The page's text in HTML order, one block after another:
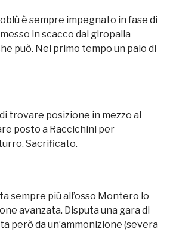
è sempre impegnato in fase di
in scacco dal giropalla
può. Nel primo tempo un paio di
trovare posizione in mezzo al
posto a Raccichini per
Sacrificato.
sempre più all’osso Montero lo
avanzata. Disputa una gara di
però da un’ammonizione (severa